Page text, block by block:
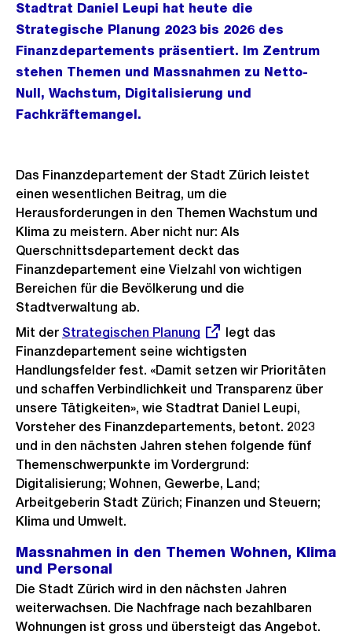
Stadtrat Daniel Leupi hat heute die
Strategische Planung 2023 bis 2026 des
Finanzdepartements präsentiert. Im Zentrum
stehen Themen und Massnahmen zu Netto-
Null, Wachstum, Digitalisierung und
Fachkräftemangel.
Das Finanzdepartement der Stadt Zürich leistet
einen wesentlichen Beitrag, um die
Herausforderungen in den Themen Wachstum und
Klima zu meistern. Aber nicht nur: Als
Querschnittsdepartement deckt das
Finanzdepartement eine Vielzahl von wichtigen
Bereichen für die Bevölkerung und die
Stadtverwaltung ab.
Mit der Externer
Link:
Strategischen Planung
legt das
Finanzdepartement seine wichtigsten
Handlungsfelder fest. «Damit setzen wir Prioritäten
und schaffen Verbindlichkeit und Transparenz über
unsere Tätigkeiten», wie Stadtrat Daniel Leupi,
Vorsteher des Finanzdepartements, betont. 2023
und in den nächsten Jahren stehen folgende fünf
Themenschwerpunkte im Vordergrund:
Digitalisierung; Wohnen, Gewerbe, Land;
Arbeitgeberin Stadt Zürich; Finanzen und Steuern;
Klima und Umwelt.
Massnahmen in den Themen Wohnen, Klima
und Personal
Die Stadt Zürich wird in den nächsten Jahren
weiterwachsen. Die Nachfrage nach bezahlbaren
Wohnungen ist gross und übersteigt das Angebot.